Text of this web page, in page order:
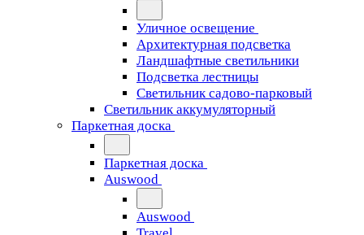
Уличное освещение
Архитектурная подсветка
Ландшафтные светильники
Подсветка лестницы
Светильник садово-парковый
Светильник аккумуляторный
Паркетная доска
Паркетная доска
Auswood
Auswood